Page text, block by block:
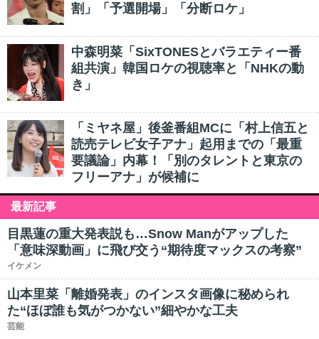
割」「予選開場」「分断ロケ」
中森明菜「SixTONESとバラエティー番
組共演」韓国ロケの視聴率と「NHKの動
き」
「ミヤネ屋」後釜番組MCに「村上信五と
読売テレビ女子アナ」起用までの「最重
要議論」内幕！「別のタレントと東京の
フリーアナ」が候補に
最新記事
目黒蓮の重大発表説も…Snow Manがアップした
「意味深動画」に飛び交う“期待度マックスの考察”
イケメン
山本里菜「離婚発表」のインスタ画像に秘められ
た“ほぼ誰も気がつかない”細やかな工夫
芸能